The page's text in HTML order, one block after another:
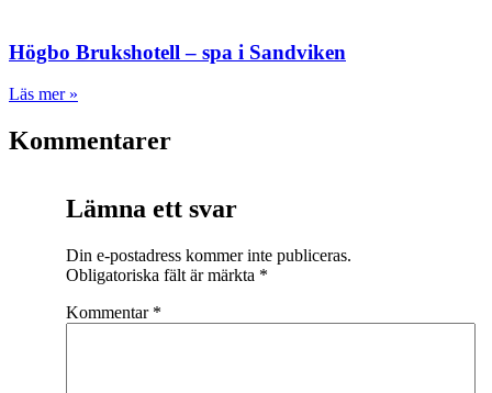
Högbo Brukshotell – spa i Sandviken
Läs mer »
Kommentarer
Lämna ett svar
Din e-postadress kommer inte publiceras.
Obligatoriska fält är märkta *
Kommentar *